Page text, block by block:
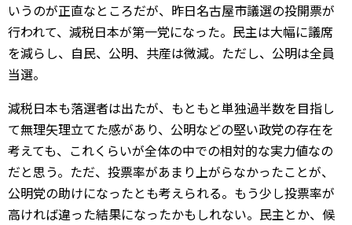
いうのが正直なところだが、昨日名古屋市議選の投開票が
行われて、減税日本が第一党になった。民主は大幅に議席
を減らし、自民、公明、共産は微減。ただし、公明は全員
当選。
減税日本も落選者は出たが、もともと単独過半数を目指し
て無理矢理立てた感があり、公明などの堅い政党の存在を
考えても、これくらいが全体の中での相対的な実力値なの
だと思う。ただ、投票率があまり上がらなかったことが、
公明党の助けになったとも考えられる。もう少し投票率が
高ければ違った結果になったかもしれない。民主とか、候